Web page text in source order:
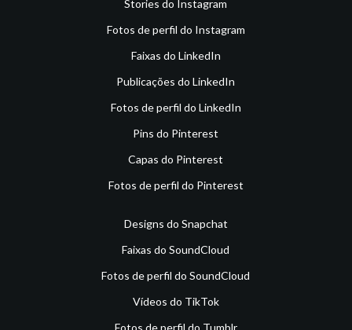
Stories do Instagram
Fotos de perfil do Instagram
Faixas do LinkedIn
Publicações do LinkedIn
Fotos de perfil do LinkedIn
Pins do Pinterest
Capas do Pinterest
Fotos de perfil do Pinterest
Designs do Snapchat
Faixas do SoundCloud
Fotos de perfil do SoundCloud
Vídeos do TikTok